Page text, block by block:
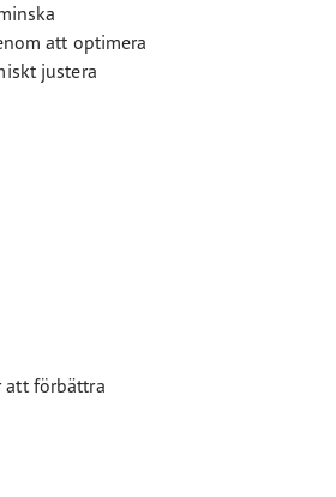
att optimera
justera
att förbättra